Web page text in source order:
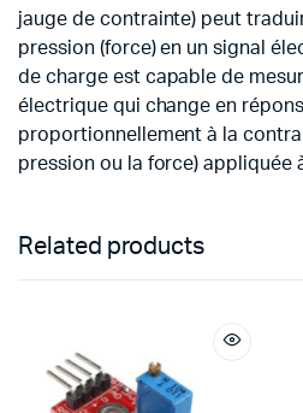
jauge de contrainte) peut
pression (force) en un signal
de charge est capable de
électrique qui change en
proportionnellement à la
pression ou la force) appliquée
Related products